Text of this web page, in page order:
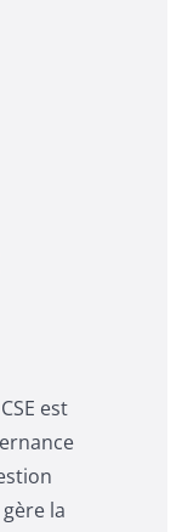
est
la